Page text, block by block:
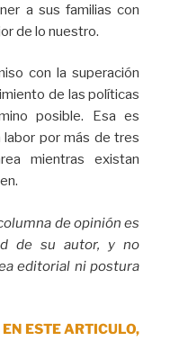
a sus familias con
de lo nuestro.
con la superación
de las políticas
posible. Esa es
labor por más de tres
mientras existan
de opinión es
de su autor, y no
editorial ni postura
ESTE ARTICULO,